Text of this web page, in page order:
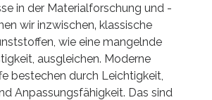
in der Materialforschung und -
wir inzwischen‚ klassische
wie eine mangelnde
ausgleichen. Moderne
bestechen durch Leichtigkeit,
Anpassungsfähigkeit. Das sind